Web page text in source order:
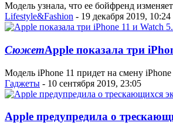
Модель узнала, что ее бойфренд
Lifestyle&Fashion - 19 декабря 2019, 10:24
СюжетApple показала три
Модель iPhone 11 придет на смену
Гаджеты - 10 сентября 2019, 23:05
Apple предупредила о